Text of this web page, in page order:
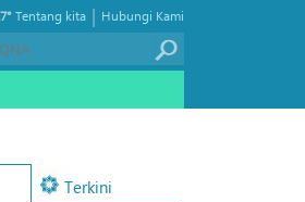
Hubungi Kami
|
Tentang kita
Terkini